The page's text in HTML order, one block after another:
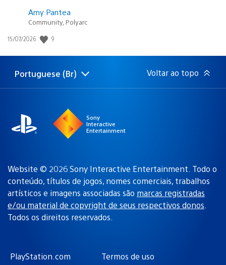
Amy Pantea
Community, Polyarc
Data
publicação:
15/07/2026 9
Selecione
Região
Portuguese (Br) Voltar ao topo
Sony
Interactive
Entertainment
Website © 2026 Sony Interactive Entertainment. Todo o
conteúdo, títulos de jogos, nomes comerciais, trabalhos
artísticos e imagens associadas são marcas registradas
e/ou material de copyright de seus respectivos donos.
Todos os direitos reservados.
PlayStation.com Termos de uso